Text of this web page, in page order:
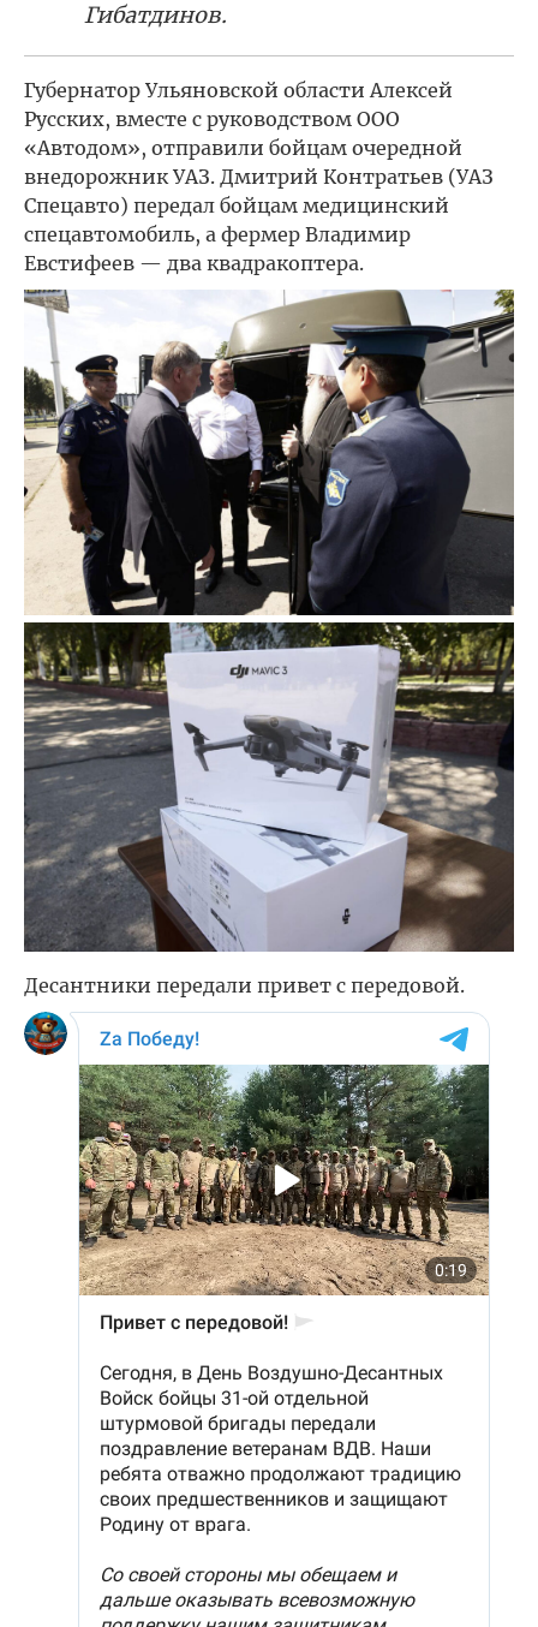
Гибатдинов.
Губернатор Ульяновской области Алексей
Русских, вместе с руководством ООО
«Автодом», отправили бойцам очередной
внедорожник УАЗ. Дмитрий Контратьев (УАЗ
Спецавто) передал бойцам медицинский
спецавтомобиль, а фермер Владимир
Евстифеев — два квадракоптера.
Десантники передали привет с передовой.